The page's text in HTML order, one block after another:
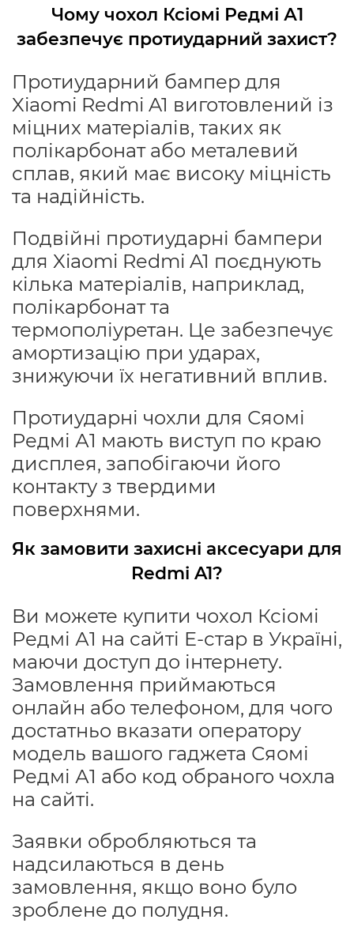
Чому чохол Ксіомі Редмі А1
забезпечує протиударний захист?
Протиударний бампер для
Xiaomi Redmi A1 виготовлений із
міцних матеріалів, таких як
полікарбонат або металевий
сплав, який має високу міцність
та надійність.
Подвійні протиударні бампери
для Xiaomi Redmi A1 поєднують
кілька матеріалів, наприклад,
полікарбонат та
термополіуретан. Це забезпечує
амортизацію при ударах,
знижуючи їх негативний вплив.
Протиударні чохли для Сяомі
Редмі А1 мають виступ по краю
дисплея, запобігаючи його
контакту з твердими
поверхнями.
Як замовити захисні аксесуари для
Redmi A1?
Ви можете купити чохол Ксіомі
Редмі А1 на сайті Е-стар в Україні,
маючи доступ до інтернету.
Замовлення приймаються
онлайн або телефоном, для чого
достатньо вказати оператору
модель вашого гаджета Сяомі
Редмі А1 або код обраного чохла
на сайті.
Заявки обробляються та
надсилаються в день
замовлення, якщо воно було
зроблене до полудня.